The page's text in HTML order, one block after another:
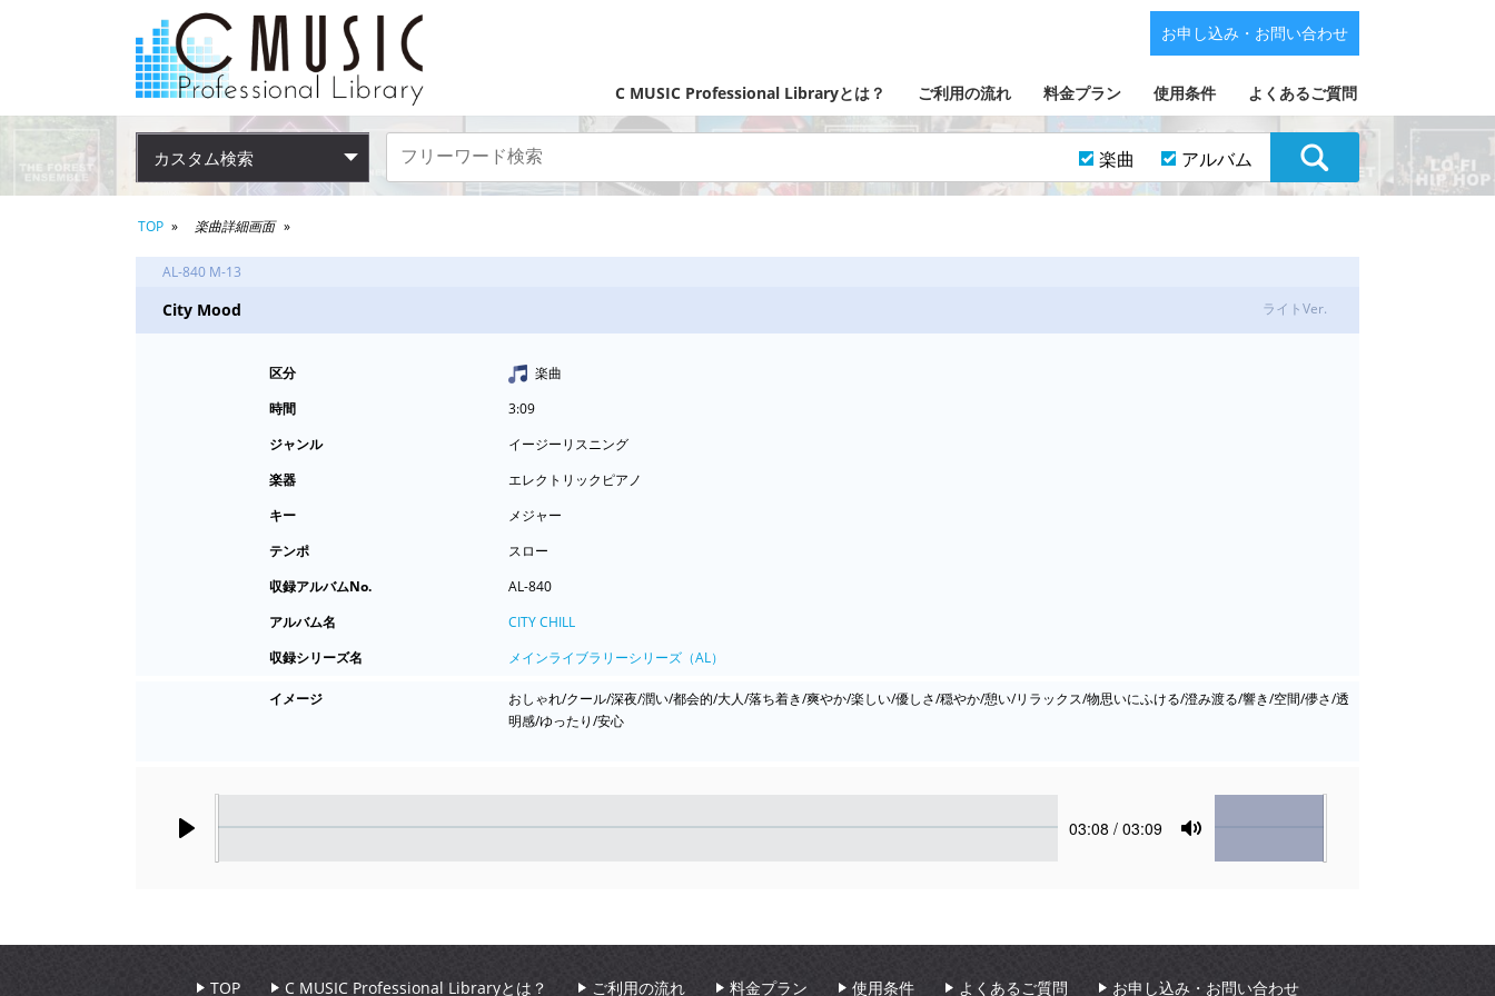
C MUSIC Professional Libraryとは？ ご利用の流れ 料金プラン 使用条件 よくあるご質問
お申し込み・お問い合わせ
カスタム検索 楽曲 アルバム
TOP 楽曲詳細画面
AL-840 M-13
City Mood ライトVer.
区分
楽曲
時間
3:09
ジャンル
イージーリスニング
楽器
エレクトリックピアノ
キー
メジャー
テンポ
スロー
収録アルバムNo.
AL-840
アルバム名
CITY CHILL
収録シリーズ名
メインライブラリーシリーズ（AL）
イメージ
おしゃれ/クール/深夜/潤い/都会的/大人/落ち着き/爽やか/楽しい/優しさ/穏やか/憩い/リラックス/物思いにふける/澄み渡る/響き/空間/儚さ/透
明感/ゆったり/安心
Current
03:08 / 03:09
Mute
Volume
TOP C MUSIC Professional Libraryとは？ ご利用の流れ 料金プラン 使用条件 よくあるご質問 お申し込み・お問い合わせ